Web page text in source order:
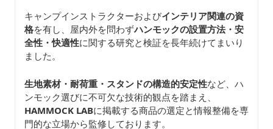
キャンプインストラクターおよびインテリア関連の資
格を有し、屋内外を問わずハンモックの設置方法・安
全性・快適性に関する研究と検証を長年続けてまいり
ました。
生地素材・耐荷重・スタンドの構造的安定性など、ハ
ンモック選びに不可欠な技術的観点を踏まえ、
HAMMOCK LABに掲載する商品の選定と情報整備を専
門的な立場から監修しております。